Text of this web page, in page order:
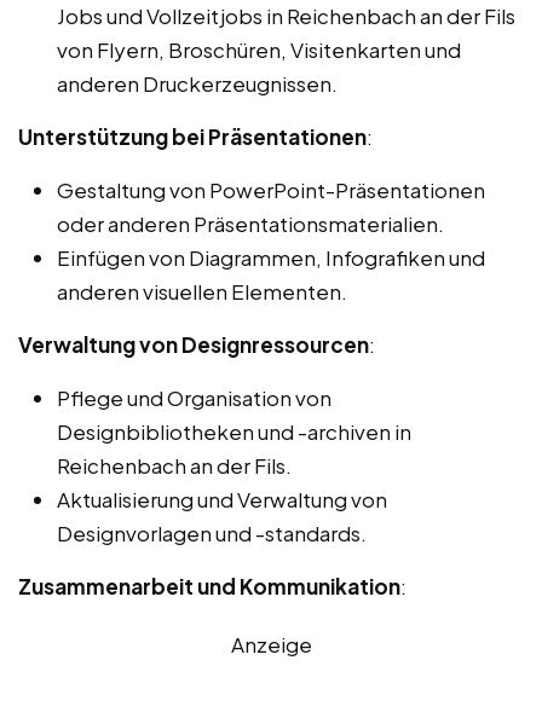
Jobs und Vollzeitjobs in Reichenbach an der Fils
von Flyern, Broschüren, Visitenkarten und
anderen Druckerzeugnissen.
Unterstützung bei Präsentationen:
Gestaltung von PowerPoint-Präsentationen
oder anderen Präsentationsmaterialien.
Einfügen von Diagrammen, Infografiken und
anderen visuellen Elementen.
Verwaltung von Designressourcen:
Pflege und Organisation von
Designbibliotheken und -archiven in
Reichenbach an der Fils.
Aktualisierung und Verwaltung von
Designvorlagen und -standards.
Zusammenarbeit und Kommunikation:
Anzeige